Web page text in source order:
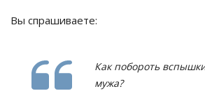
Вы спрашиваете:
Как побороть
мужа?